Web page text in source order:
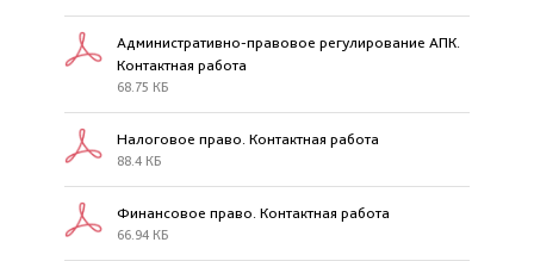
Административно-правовое регулирование АПК.
Контактная работа
68.75 КБ
Налоговое право. Контактная работа
88.4 КБ
Финансовое право. Контактная работа
66.94 КБ